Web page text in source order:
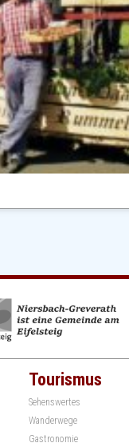
Tourismus
Sehenswertes
Wanderwege
Gastronomie